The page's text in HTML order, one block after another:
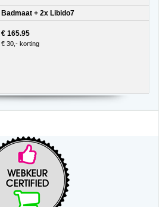
Badmaat + 2x Libido7
€ 165.95
€ 30,- korting